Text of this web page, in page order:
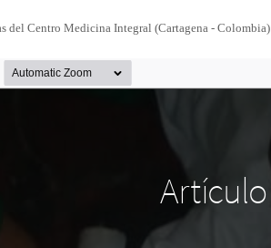
del Centro Medicina Integral (Cartagena - Colombia)